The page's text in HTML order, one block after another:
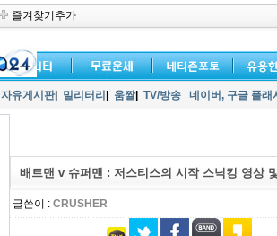
즐겨찾기추가
자유게시판| 밀리터리 움짤| TV/방송 네이버, 구글 플
배트맨 v 슈퍼맨 : 저스티스의 시작 스닉킹 영상
글쓴이 : CRUSHER